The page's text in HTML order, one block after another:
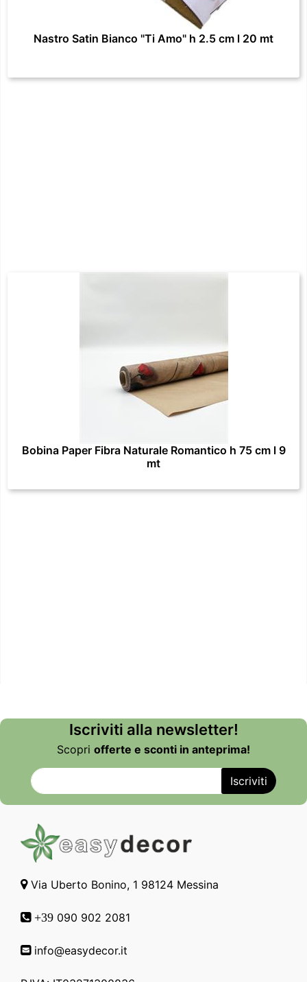
Nastro Satin Bianco "Ti Amo" h 2.5 cm l 20 mt
Bobina Paper Fibra Naturale Romantico h 75 cm l 9
mt
Iscriviti alla newsletter!
Scopri offerte e sconti in anteprima!
Via Uberto Bonino, 1 98124 Messina
+39 090 902 2081
info@easydecor.it